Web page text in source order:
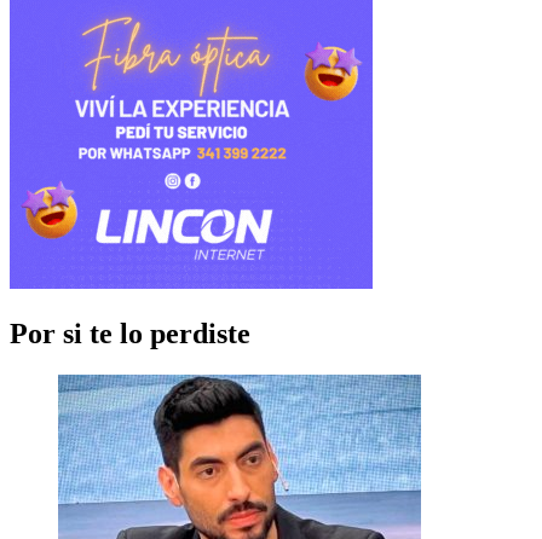
Por si te lo perdiste